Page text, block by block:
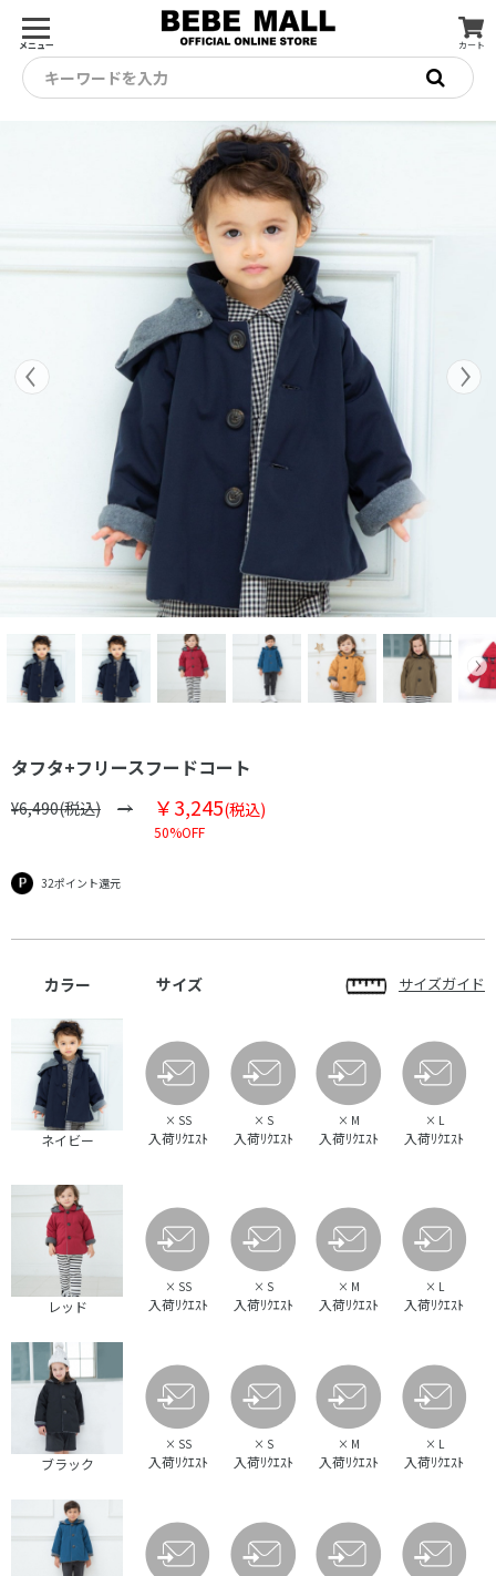
メニュー カート
キーワードを入力
タフタ+フリースフードコート
¥6,490(税込) ￥3,245(税込)
50%OFF
32ポイント還元
カラー サイズ サイズガイド
ネイビー
× SS
入荷ﾘｸｴｽﾄ
× S
入荷ﾘｸｴｽﾄ
× M
入荷ﾘｸｴｽﾄ
× L
入荷ﾘｸｴｽﾄ
レッド
× SS
入荷ﾘｸｴｽﾄ
× S
入荷ﾘｸｴｽﾄ
× M
入荷ﾘｸｴｽﾄ
× L
入荷ﾘｸｴｽﾄ
ブラック
× SS
入荷ﾘｸｴｽﾄ
× S
入荷ﾘｸｴｽﾄ
× M
入荷ﾘｸｴｽﾄ
× L
入荷ﾘｸｴｽﾄ